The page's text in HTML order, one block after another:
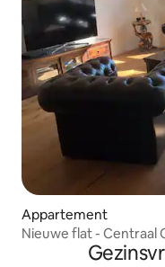
Appartement
Nieuwe flat - Centraal